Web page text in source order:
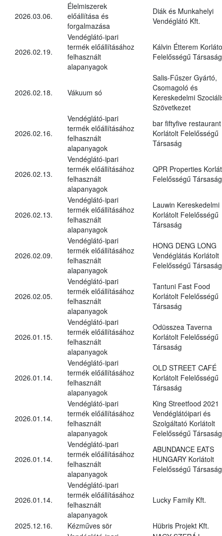
2026.03.06.
Élelmiszerek
előállítása és
forgalmazása
Diák és Munkahelyi
Vendéglátó Kft.
2026.02.19.
Vendéglátó-ipari
termék előállításához
felhasznált
alapanyagok
Kálvin Étterem
Felelősségű Társaság
2026.02.18. Vákuum só
Salis-Fűszer Gyártó,
Csomagoló és
Kereskedelmi
Szövetkezet
2026.02.16.
Vendéglátó-ipari
termék előállításához
felhasznált
alapanyagok
bar fiftyfive restaurant
Korlátolt Felelősségű
Társaság
2026.02.13.
Vendéglátó-ipari
termék előállításához
felhasznált
alapanyagok
QPR Properties
Felelősségű Társaság
2026.02.13.
Vendéglátó-ipari
termék előállításához
felhasznált
alapanyagok
Lauwin Kereskedelmi
Korlátolt Felelősségű
Társaság
2026.02.09.
Vendéglátó-ipari
termék előállításához
felhasznált
alapanyagok
HONG DENG LONG
Vendéglátás Korlátolt
Felelősségű Társaság
2026.02.05.
Vendéglátó-ipari
termék előállításához
felhasznált
alapanyagok
Tantuni Fast Food
Korlátolt Felelősségű
Társaság
2026.01.15.
Vendéglátó-ipari
termék előállításához
felhasznált
alapanyagok
Odüsszea Taverna
Korlátolt Felelősségű
Társaság
2026.01.14.
Vendéglátó-ipari
termék előállításához
felhasznált
alapanyagok
OLD STREET CAFÉ
Korlátolt Felelősségű
Társaság
2026.01.14.
Vendéglátó-ipari
termék előállításához
felhasznált
alapanyagok
King Streetfood 2021
Vendéglátóipari és
Szolgáltató Korlátolt
Felelősségű Társaság
2026.01.14.
Vendéglátó-ipari
termék előállításához
felhasznált
alapanyagok
ABUNDANCE EATS
HUNGARY Korlátolt
Felelősségű Társaság
2026.01.14.
Vendéglátó-ipari
termék előállításához
felhasznált
alapanyagok
Lucky Family Kft.
2025.12.16. Kézműves sör Hübris Projekt Kft.